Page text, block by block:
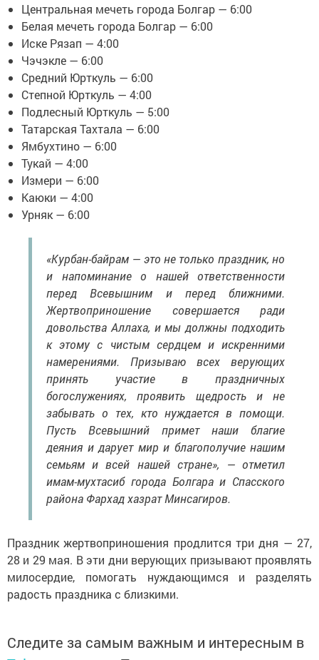
Центральная мечеть города Болгар — 6:00
Белая мечеть города Болгар — 6:00
Иске Рязап — 4:00
Чэчэкле — 6:00
Средний Юрткуль — 6:00
Степной Юрткуль — 4:00
Подлесный Юрткуль — 5:00
Татарская Тахтала — 6:00
Ямбухтино — 6:00
Тукай — 4:00
Измери — 6:00
Каюки — 4:00
Урняк — 6:00
«Курбан-байрам — это не только праздник, но
и напоминание о нашей ответственности
перед Всевышним и перед ближними.
Жертвоприношение совершается ради
довольства Аллаха, и мы должны подходить
к этому с чистым сердцем и искренними
намерениями. Призываю всех верующих
принять участие в праздничных
богослужениях, проявить щедрость и не
забывать о тех, кто нуждается в помощи.
Пусть Всевышний примет наши благие
деяния и дарует мир и благополучие нашим
семьям и всей нашей стране», — отметил
имам-мухтасиб города Болгара и Спасского
района Фархад хазрат Минсагиров.
Праздник жертвоприношения продлится три дня — 27,
28 и 29 мая. В эти дни верующих призывают проявлять
милосердие, помогать нуждающимся и разделять
радость праздника с близкими.
Следите за самым важным и интересным в